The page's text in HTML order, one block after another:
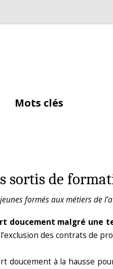
Mots clés
sortis de
formés aux métiers de
doucement malgré une
des contrats de
doucement à la hausse